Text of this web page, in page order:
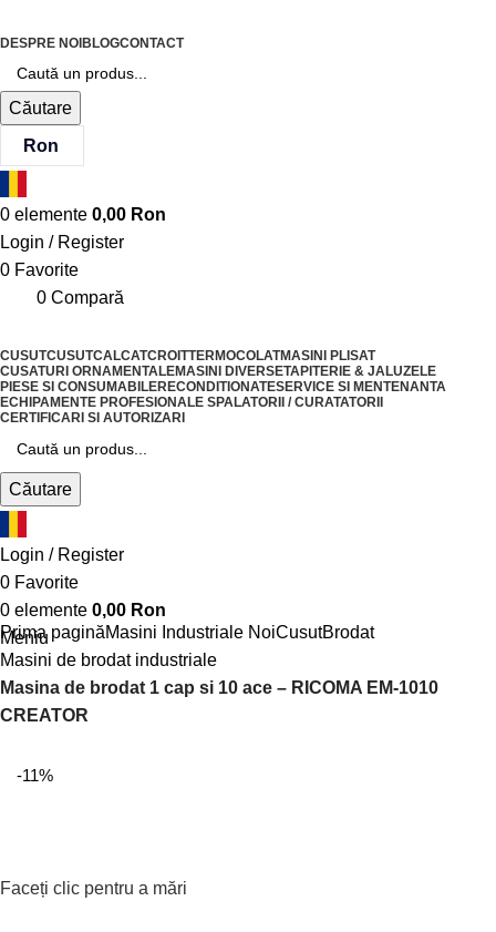
DESPRE NOI BLOGCONTACT
Căutare
Ron
0 elemente 0,00 Ron
Login / Register
0 Favorite
0 Compară
CUSUTCUSUTCALCATCROITTERMOCOLATMASINI PLISAT
CUSATURI ORNAMENTALEMASINI DIVERSETAPITERIE & JALUZELE
PIESE SI CONSUMABILERECONDITIONATESERVICE SI MENTENANTA
ECHIPAMENTE PROFESIONALE SPALATORII / CURATATORII
CERTIFICARI SI AUTORIZARI
Căutare
Login / Register
0 Favorite
0 elemente 0,00 Ron
Meniu
Prima paginăMasini Industriale NoiCusutBrodat
Masini de brodat industriale
Masina de brodat 1 cap si 10 ace – RICOMA EM-1010
CREATOR
-11%
Faceți clic pentru a mări